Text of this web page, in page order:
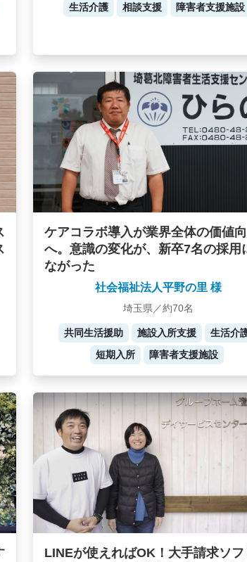
生活介護
相談支援 障害者支援施設
ケアコラボ導入が業界全体の価値
へ。意識の変化が、新卒7名の採用
ながった
社会福祉法人平野の里 様
埼玉県／約70名
共同生活援助 施設入所支援
生活介
短期入所
障害者支援施設
LINEが使えればOK！大手請求ソフ